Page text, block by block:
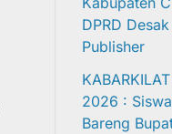
DPRD
Publisher
2026 :
Bareng